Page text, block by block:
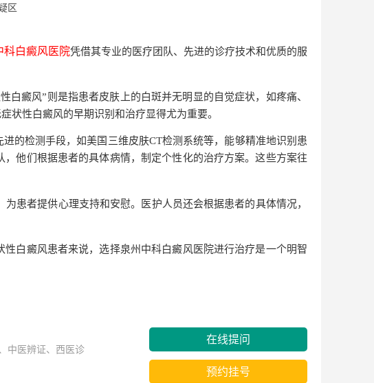
区
科白癜风医院凭借其专业的医疗团队、先进的诊疗技术和优质的服
癜风”则是指患者皮肤上的白斑并无明显的自觉症状，如疼痛、
状性白癜风的早期识别和治疗显得尤为重要。
的检测手段，如美国三维皮肤CT检测系统等，能够精准地识别患
他们根据患者的具体病情，制定个性化的治疗方案。这些方案往
为患者提供心理支持和安慰。医护人员还会根据患者的具体情况，
白癜风患者来说，选择泉州中科白癜风医院进行治疗是一个明智
中医辨证、西医诊
在线提问
预约挂号